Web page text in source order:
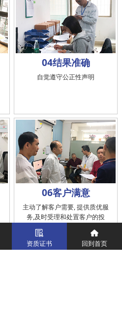
04结果准确
自觉遵守公正性声明
06客户满意
主动了解客户需要, 提供质优服
务,及时受理和处置客户的投
诉，提供快捷、方便的后续服
资质证书 回到首页